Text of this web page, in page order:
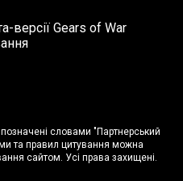
версії Gears of War
позначені словами "Партнерський
та правил цитування можна
сайтом. Усі права захищені.